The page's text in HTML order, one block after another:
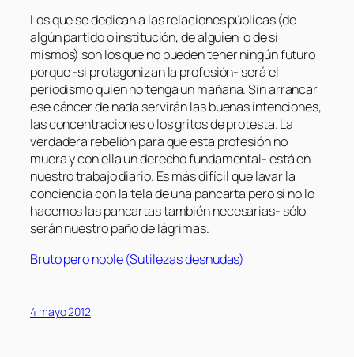
Los que se dedican a las relaciones públicas (de
algún partido o institución, de alguien o de sí
mismos) son los que no pueden tener ningún futuro
porque -si protagonizan la profesión- será el
periodismo quien no tenga un mañana. Sin arrancar
ese cáncer de nada servirán las buenas intenciones,
las concentraciones o los gritos de protesta. La
verdadera rebelión para que esta profesión no
muera y con ella un derecho fundamental- está en
nuestro trabajo diario. Es más difícil que lavar la
conciencia con la tela de una pancarta pero si no lo
hacemos las pancartas también necesarias- sólo
serán nuestro paño de lágrimas.
Bruto pero noble (Sutilezas desnudas)
4 mayo 2012